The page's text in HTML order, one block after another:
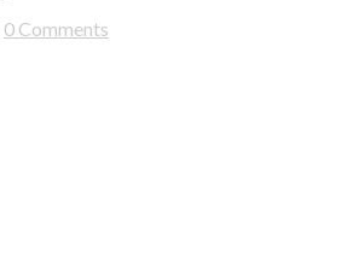
0 Comments